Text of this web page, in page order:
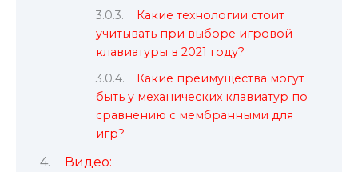
Какие технологии стоит
учитывать при выборе игровой
клавиатуры в 2021 году?
Какие преимущества могут
быть у механических клавиатур по
сравнению с мембранными для
игр?
Видео: